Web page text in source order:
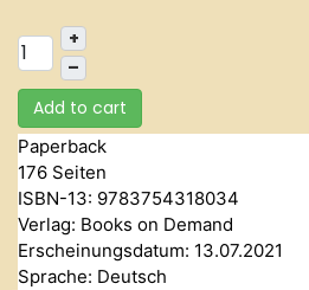
+
–
Add to cart
Paperback
176 Seiten
ISBN-13: 9783754318034
Verlag: Books on Demand
Erscheinungsdatum: 13.07.2021
Sprache: Deutsch